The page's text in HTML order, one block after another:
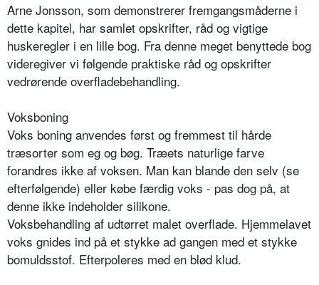
Arne Jonsson, som demonstrerer fremgangsmåderne i
dette kapitel, har samlet opskrifter, råd og vigtige
huskeregler i en lille bog. Fra denne meget benyttede bog
videregiver vi følgende praktiske råd og opskrifter
vedrørende overfladebehandling.
Voksboning
Voks boning anvendes først og fremmest til hårde
træsorter som eg og bøg. Træets naturlige farve
forandres ikke af voksen. Man kan blande den selv (se
efterfølgende) eller købe færdig voks - pas dog på, at
denne ikke indeholder silikone.
Voksbehandling af udtørret malet overflade. Hjemmelavet
voks gnides ind på et stykke ad gangen med et stykke
bomuldsstof. Efterpoleres med en blød klud.